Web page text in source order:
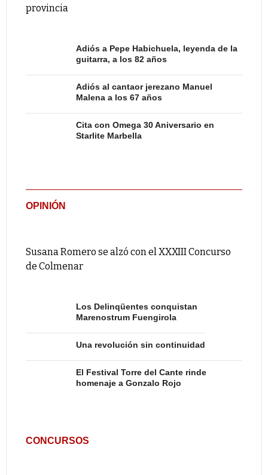
provincia
Adiós a Pepe Habichuela, leyenda de la
guitarra, a los 82 años
Adiós al cantaor jerezano Manuel
Malena a los 67 años
Cita con Omega 30 Aniversario en
Starlite Marbella
OPINIÓN
Susana Romero se alzó con el XXXIII Concurso
de Colmenar
Los Delinqüentes conquistan
Marenostrum Fuengirola
Una revolución sin continuidad
El Festival Torre del Cante rinde
homenaje a Gonzalo Rojo
CONCURSOS